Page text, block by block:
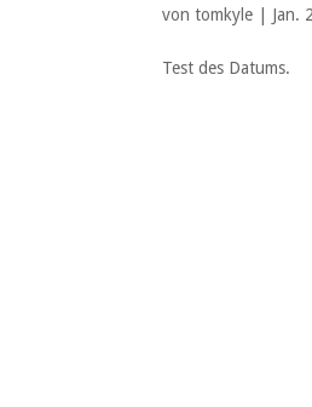
vontomkyle Jan.
Test des Datums.